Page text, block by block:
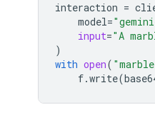
interaction =
model=
input="A
)
with open(
f.write(